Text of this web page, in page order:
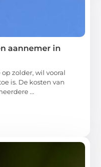
aannemer in
zolder, wil vooral
is. De kosten van
...